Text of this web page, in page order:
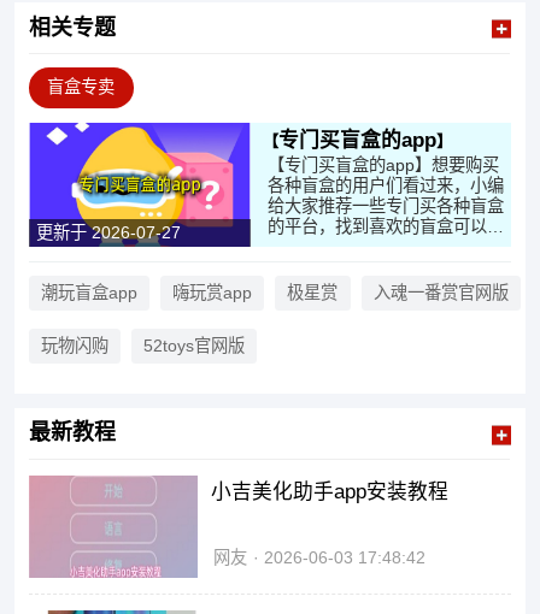
相关专题
盲盒专卖
更新于 2026-07-27
专门买盲盒的app
【专门买盲盒的app】想要购买
各种盲盒的用户们看过来，小编
给大家推荐一些专门买各种盲盒
的平台，找到喜欢的盲盒可以直
接包邮，平台支持盲盒物品回
都可以找到。大家有兴趣快来这
潮玩盲盒app 嗨玩赏app 极星赏 入魂一番赏官网版
玩物闪购 52toys官网版
最新教程
小吉美化助手app安装教程
网友 2026-06-03 17:48:42